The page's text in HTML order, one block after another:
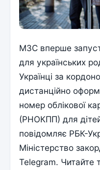
МЗС вперше
для українських
Українці за
дистанційно
номер облікової
(РНОКПП) для
повідомляє РБК-
Міністерство
Telegram. Читайте